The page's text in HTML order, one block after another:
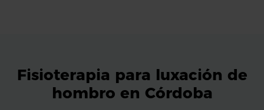
Fisioterapia para luxación de
hombro en Córdoba